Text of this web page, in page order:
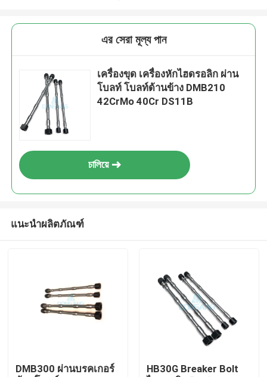
এর সেরা মূল্য পান
เครื่องขุด เครื่องหักไฮดรอลิก ผ่าน
โบลท์ โบลท์ด้านข้าง DMB210
42CrMo 40Cr DS11B
চালিয়ে
แนะนำผลิตภัณฑ์
DMB300 ผ่านบรคเกอร์
HB30G Breaker Bolt